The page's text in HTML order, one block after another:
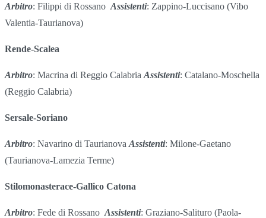
Arbitro: Filippi di Rossano Assistenti: Zappino-Luccisano (Vibo
Valentia-Taurianova)
Rende-Scalea
Arbitro: Macrina di Reggio Calabria Assistenti: Catalano-Moschella
(Reggio Calabria)
Sersale-Soriano
Arbitro: Navarino di Taurianova Assistenti: Milone-Gaetano
(Taurianova-Lamezia Terme)
Stilomonasterace-Gallico Catona
Arbitro: Fede di Rossano Assistenti: Graziano-Salituro (Paola-